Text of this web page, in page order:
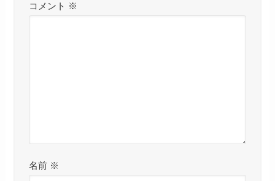
コメント ※
名前 ※